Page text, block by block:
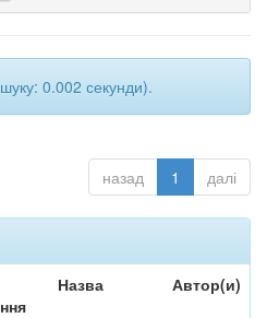
0.002 секунди).
назад 1 далі
Назва Автор(и)